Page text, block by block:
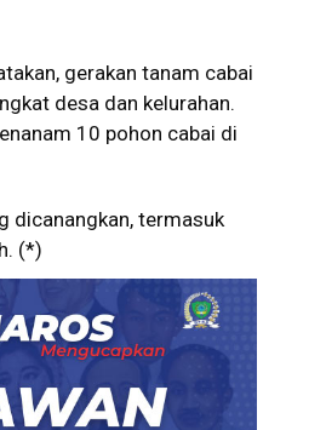
gerakan tanam cabai
desa dan kelurahan.
10 pohon cabai di
dicanangkan, termasuk
(*)